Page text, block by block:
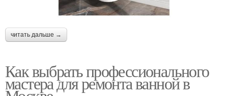
читать дальше →
Как выбрать профессионального
мастера для ремонта ванной в